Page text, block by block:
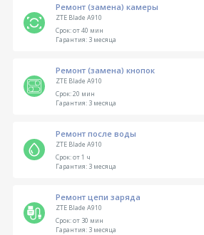
Ремонт (замена) камеры
ZTE Blade A910
Срок:от 40 мин
Гарантия:3 месяца
Ремонт (замена) кнопок
ZTE Blade A910
Срок:20 мин
Гарантия:3 месяца
Ремонт после воды
ZTE Blade A910
Срок:от 1 ч
Гарантия:3 месяца
Ремонт цепи заряда
ZTE Blade A910
Срок:от 30 мин
Гарантия:3 месяца